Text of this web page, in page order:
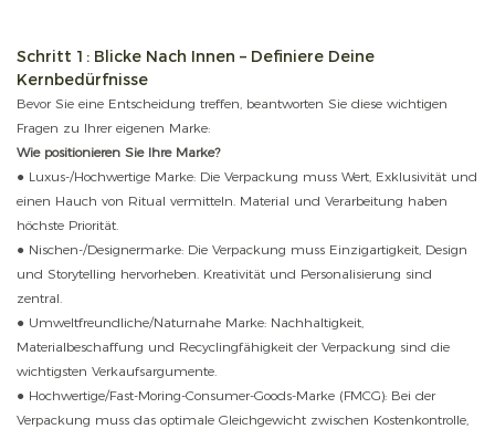
Schritt 1: Blicke Nach Innen – Definiere Deine
Kernbedürfnisse
Bevor Sie eine Entscheidung treffen, beantworten Sie diese wichtigen
Fragen zu Ihrer eigenen Marke:
Wie positionieren Sie Ihre Marke?
● Luxus-/Hochwertige Marke: Die Verpackung muss Wert, Exklusivität und
einen Hauch von Ritual vermitteln. Material und Verarbeitung haben
höchste Priorität.
● Nischen-/Designermarke: Die Verpackung muss Einzigartigkeit, Design
und Storytelling hervorheben. Kreativität und Personalisierung sind
zentral.
● Umweltfreundliche/Naturnahe Marke: Nachhaltigkeit,
Materialbeschaffung und Recyclingfähigkeit der Verpackung sind die
wichtigsten Verkaufsargumente.
● Hochwertige/Fast-Moring-Consumer-Goods-Marke (FMCG): Bei der
Verpackung muss das optimale Gleichgewicht zwischen Kostenkontrolle,